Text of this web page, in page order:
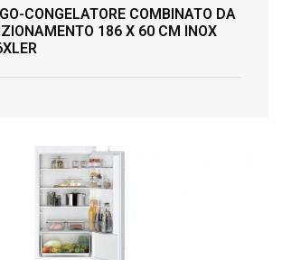
CONGELATORE COMBINATO DA
186 X 60 CM INOX